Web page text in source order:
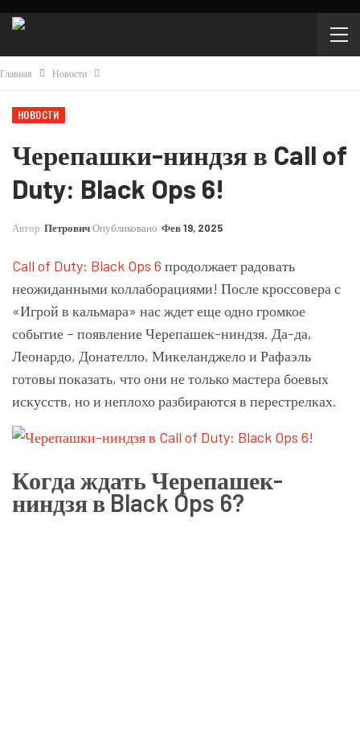
Главная Новости
НОВОСТИ
Черепашки-ниндзя в Call of
Duty: Black Ops 6!
Автор ПетровичОпубликовано Фев 19, 2025
Call of Duty: Black Ops 6 продолжает радовать
неожиданными коллаборациями! После кроссовера с
«Игрой в кальмара» нас ждет еще одно громкое
событие – появление Черепашек-ниндзя. Да-да,
Леонардо, Донателло, Микеланджело и Рафаэль
готовы показать, что они не только мастера боевых
искусств, но и неплохо разбираются в перестрелках.
Когда ждать Черепашек-
ниндзя в Black Ops 6?